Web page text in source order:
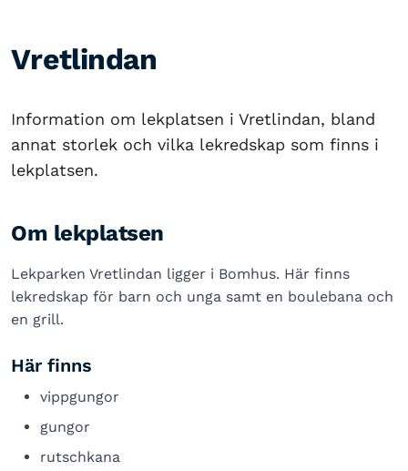
Vretlindan
Information om lekplatsen i Vretlindan, bland
annat storlek och vilka lekredskap som finns i
lekplatsen.
Om lekplatsen
Lekparken Vretlindan ligger i Bomhus. Här finns
lekredskap för barn och unga samt en boulebana och
en grill.
Här finns
vippgungor
gungor
rutschkana